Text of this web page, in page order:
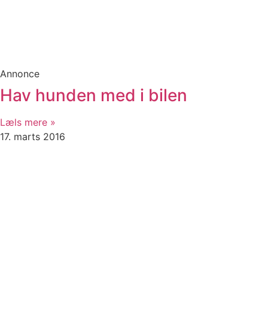
Annonce
Hav hunden med i bilen
Læls mere »
17. marts 2016